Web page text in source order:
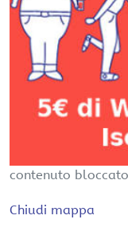
contenuto
Chiudi mappa